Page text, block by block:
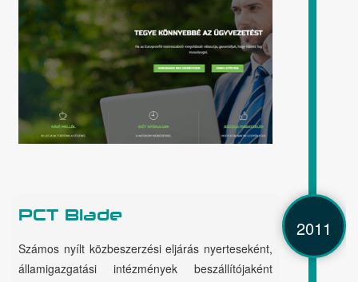
PCT Blade
Számos nyílt közbeszerzési eljárás nyerteseként,
államigazgatási intézmények beszállítójaként
2011